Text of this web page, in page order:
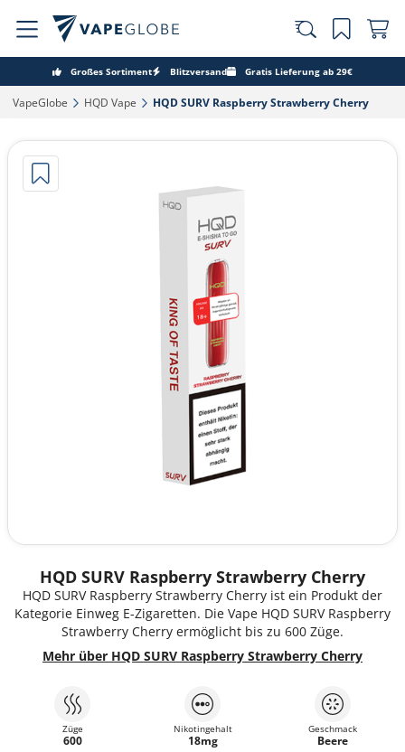
Großes Sortiment Blitzversand Gratis Lieferung ab 29€
VapeGlobe‎ HQD Vape‎ HQD SURV Raspberry Strawberry Cherry‎
HQD SURV Raspberry Strawberry Cherry
HQD SURV Raspberry Strawberry Cherry ist ein Produkt der
Kategorie Einweg E-Zigaretten. Die Vape HQD SURV Raspberry
Strawberry Cherry ermöglicht bis zu 600 Züge.
Mehr über HQD SURV Raspberry Strawberry Cherry
Züge
600
Nikotingehalt
18mg
Geschmack
Beere